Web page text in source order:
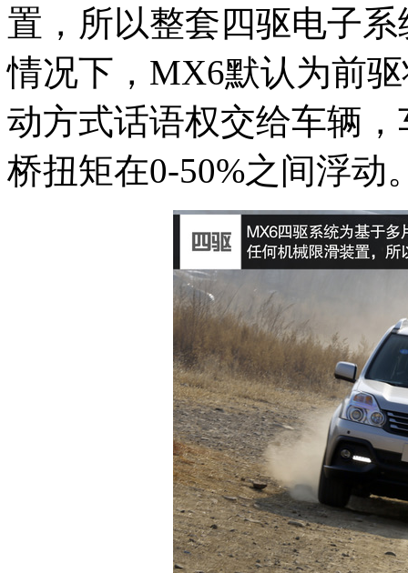
置，所以整套四驱电子
情况下，MX6默认为前
动方式话语权交给车辆
桥扭矩在0-50%之间浮动